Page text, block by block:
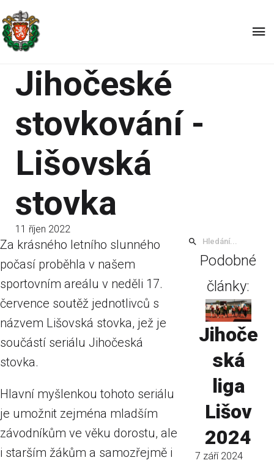
Jihočeské
stovkování -
Lišovská
stovka
11 říjen 2022
Za krásného letního slunného
počasí proběhla v našem
sportovním areálu v neděli 17.
července soutěž jednotlivců s
názvem Lišovská stovka, jež je
součástí seriálu Jihočeská
stovka.
Hlavní myšlenkou tohoto seriálu
je umožnit zejména mladším
závodníkům ve věku dorostu, ale
i starším žákům a samozřejmě i
Podobné
články:
Jihoče
ská
liga
Lišov
2024
7 září 2024